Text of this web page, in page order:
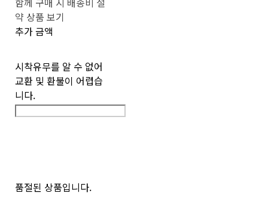
약 상품 보기
추가 금액
시착유무를 알 수 없어
교환 및 환불이 어렵습
니다.
품절된 상품입니다.